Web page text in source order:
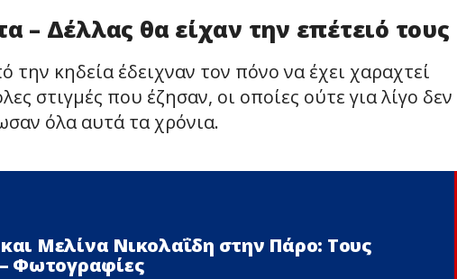
Δέλλας θα είχαν την επέτειό τους
κηδεία έδειχναν τον πόνο να έχει χαραχτεί
στιγμές που έζησαν, οι οποίες ούτε για λίγο δεν
όλα αυτά τα χρόνια.
Μελίνα Νικολαΐδη στην Πάρο: Τους
Φωτογραφίες